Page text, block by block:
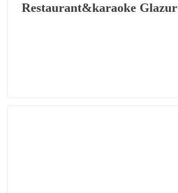
Restaurant&karaoke Glazur